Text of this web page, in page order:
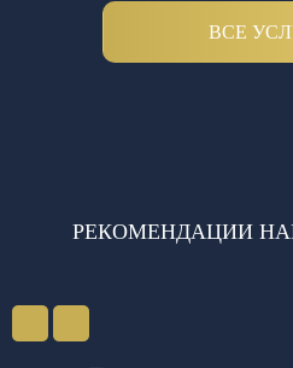
ВСЕ
РЕКОМЕНДАЦИИ